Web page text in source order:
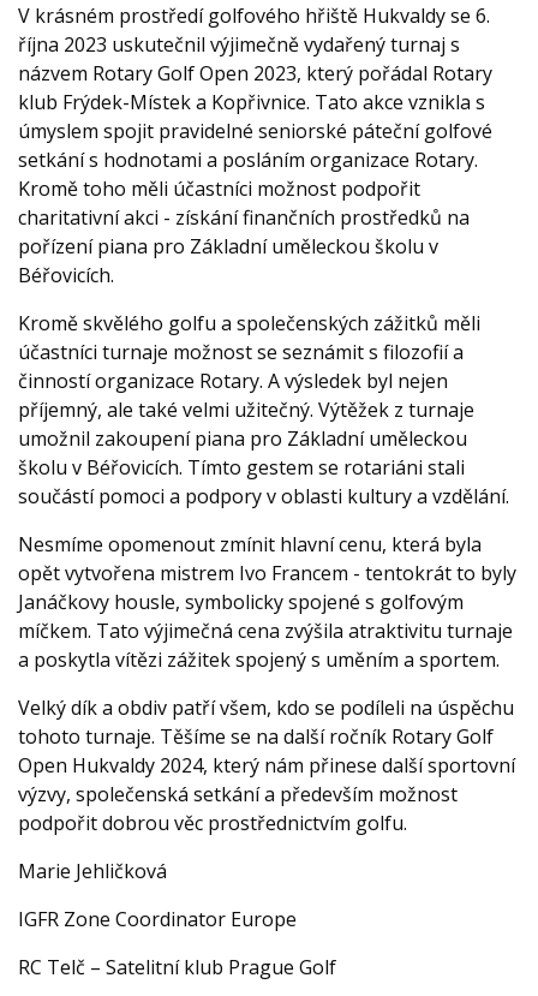
V krásném prostředí golfového hřiště Hukvaldy se 6.
října 2023 uskutečnil výjimečně vydařený turnaj s
názvem Rotary Golf Open 2023, který pořádal Rotary
klub Frýdek-Místek a Kopřivnice. Tato akce vznikla s
úmyslem spojit pravidelné seniorské páteční golfové
setkání s hodnotami a posláním organizace Rotary.
Kromě toho měli účastníci možnost podpořit
charitativní akci - získání finančních prostředků na
pořízení piana pro Základní uměleckou školu v
Béřovicích.
Kromě skvělého golfu a společenských zážitků měli
účastníci turnaje možnost se seznámit s filozofií a
činností organizace Rotary. A výsledek byl nejen
příjemný, ale také velmi užitečný. Výtěžek z turnaje
umožnil zakoupení piana pro Základní uměleckou
školu v Béřovicích. Tímto gestem se rotariáni stali
součástí pomoci a podpory v oblasti kultury a vzdělání.
Nesmíme opomenout zmínit hlavní cenu, která byla
opět vytvořena mistrem Ivo Francem - tentokrát to byly
Janáčkovy housle, symbolicky spojené s golfovým
míčkem. Tato výjimečná cena zvýšila atraktivitu turnaje
a poskytla vítězi zážitek spojený s uměním a sportem.
Velký dík a obdiv patří všem, kdo se podíleli na úspěchu
tohoto turnaje. Těšíme se na další ročník Rotary Golf
Open Hukvaldy 2024, který nám přinese další sportovní
výzvy, společenská setkání a především možnost
podpořit dobrou věc prostřednictvím golfu.
Marie Jehličková
IGFR Zone Coordinator Europe
RC Telč – Satelitní klub Prague Golf